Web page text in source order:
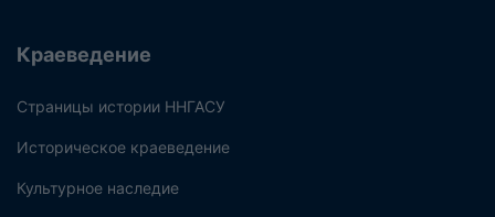
Краеведение
Страницы истории ННГАСУ
Историческое краеведение
Культурное наследие